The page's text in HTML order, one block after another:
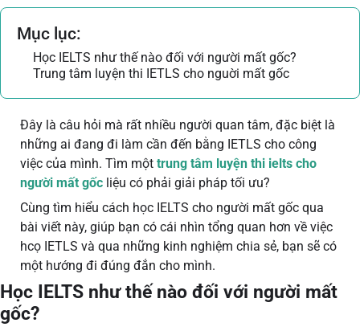
Mục lục:
Học IELTS như thế nào đối với người mất gốc?
Trung tâm luyện thi IETLS cho nguời mất gốc
Đây là câu hỏi mà rất nhiều người quan tâm, đặc biệt là
những ai đang đi làm cần đến bằng IETLS cho công
việc của mình. Tìm một trung tâm luyện thi ielts cho
người mất gốc liệu có phải giải pháp tối ưu?
Cùng tìm hiểu cách học IELTS cho người mất gốc qua
bài viết này, giúp bạn có cái nhìn tổng quan hơn về việc
hcọ IETLS và qua những kinh nghiệm chia sẻ, bạn sẽ có
một hướng đi đúng đắn cho mình.
Học IELTS như thế nào đối với người mất
gốc?